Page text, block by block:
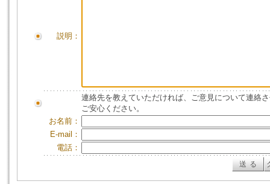
説明：
連絡先を教えていただければ、ご意見について連絡
ご安心ください。
お名前：
E-mail：
電話：